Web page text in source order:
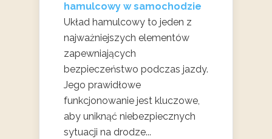
hamulcowy w samochodzie
Układ hamulcowy to jeden z
najważniejszych elementów
zapewniających
bezpieczeństwo podczas jazdy.
Jego prawidłowe
funkcjonowanie jest kluczowe,
aby uniknąć niebezpiecznych
sytuacji na drodze...